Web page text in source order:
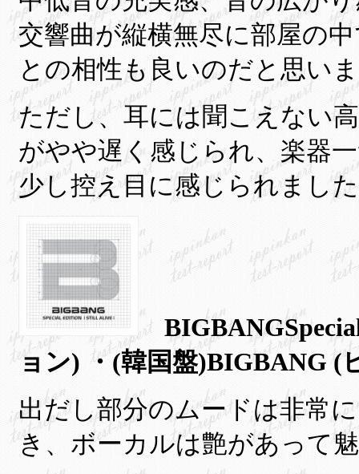
交響曲が縦横無尽に部屋の
との相性も良いのだと思い
ただし、耳には聞こえない
がやや遅く感じられ、楽器
少し控え目に感じられまし
ョン) ・(韓国盤
出だし部分のムードは非常
き、ボーカルは艶があって